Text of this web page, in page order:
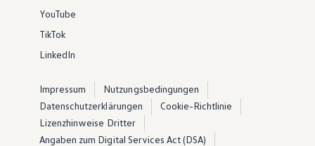
YouTube
TikTok
LinkedIn
Impressum
Nutzungsbedingungen
Datenschutzerklärungen
Cookie-Richtlinie
Lizenzhinweise Dritter
Angaben zum Digital Services Act (DSA)